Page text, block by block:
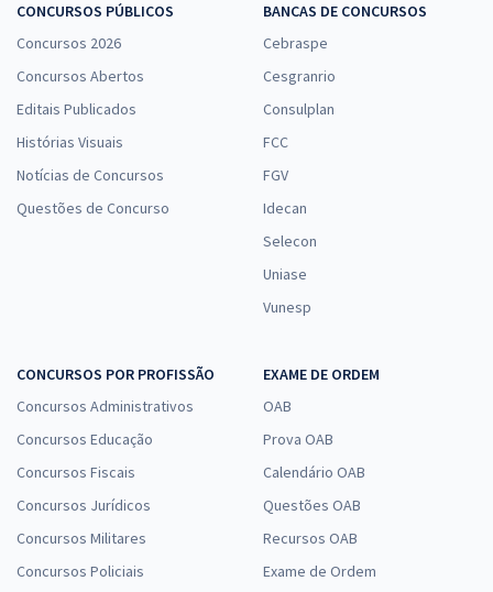
CONCURSOS PÚBLICOS
Concursos 2026
Concursos Abertos
Editais Publicados
Histórias Visuais
Notícias de Concursos
Questões de Concurso
BANCAS DE CONCURSOS
Cebraspe
Cesgranrio
Consulplan
FCC
FGV
Idecan
Selecon
Uniase
Vunesp
CONCURSOS POR PROFISSÃO
Concursos Administrativos
Concursos Educação
Concursos Fiscais
Concursos Jurídicos
Concursos Militares
Concursos Policiais
EXAME DE ORDEM
OAB
Prova OAB
Calendário OAB
Questões OAB
Recursos OAB
Exame de Ordem